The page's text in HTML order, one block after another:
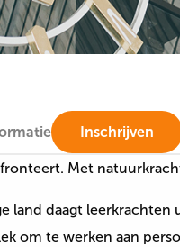
Inschrijven
Met
land daagt leerkrachten
om te werken aan